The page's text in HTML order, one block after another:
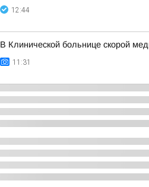
12:44
В Клинической больнице скорой
11:31